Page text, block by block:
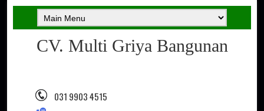
CV. Multi Griya Bangunan
031 9903 4515